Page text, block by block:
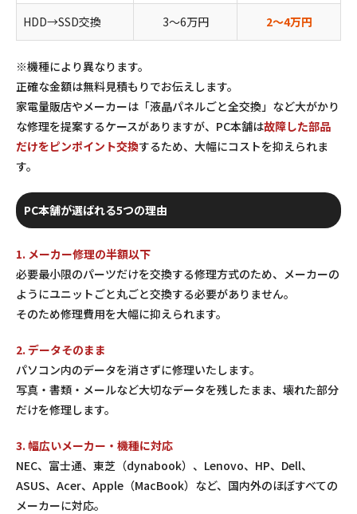
HDD→SSD交換 3〜6万円 2〜4万円
※機種により異なります。
正確な金額は無料見積もりでお伝えします。
家電量販店やメーカーは「液晶パネルごと全交換」など大がかり
な修理を提案するケースがありますが、PC本舗は故障した部品
だけをピンポイント交換するため、大幅にコストを抑えられま
す。
PC本舗が選ばれる5つの理由
1. メーカー修理の半額以下
必要最小限のパーツだけを交換する修理方式のため、メーカーの
ようにユニットごと丸ごと交換する必要がありません。
そのため修理費用を大幅に抑えられます。
2. データそのまま
パソコン内のデータを消さずに修理いたします。
写真・書類・メールなど大切なデータを残したまま、壊れた部分
だけを修理します。
3. 幅広いメーカー・機種に対応
NEC、富士通、東芝（dynabook）、Lenovo、HP、Dell、
ASUS、Acer、Apple（MacBook）など、国内外のほぼすべての
メーカーに対応。